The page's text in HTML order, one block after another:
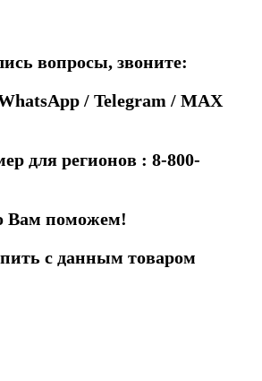
вопросы, звоните:
/ Telegram / MAX
для регионов : 8-800-
Вам поможем!
с данным товаром